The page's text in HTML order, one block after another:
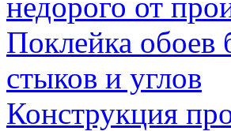
Поклейка обоев
стыков и углов
Конструкция